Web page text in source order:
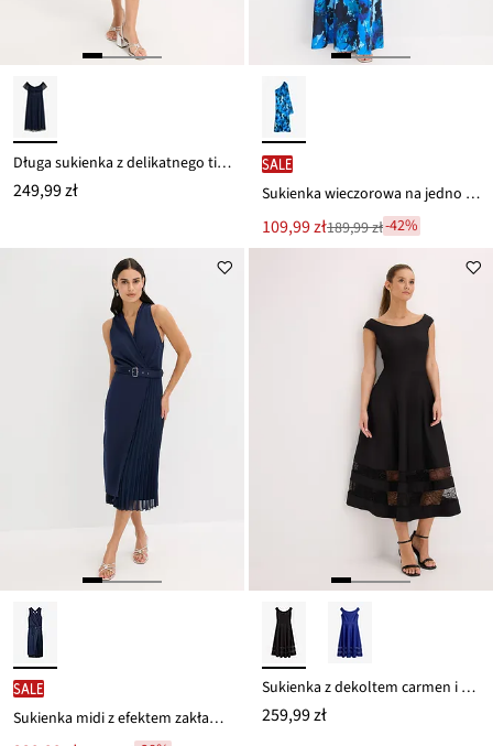
Długa sukienka z delikatnego tiulu
249,99 zł
SALE
Sukienka wieczorowa na jedno ramię, z aplikacją w kwiaty
Nowa
cena
109,99 zł
Przeceniono189,99 zł-42%
SALE
Sukienka midi z efektem zakładki kopertowej i plisowaną wstawką
Sukienka z dekoltem carmen i koronką
259,99 zł